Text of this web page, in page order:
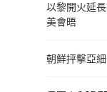
以黎開火延
美會晤
朝鮮抨擊亞